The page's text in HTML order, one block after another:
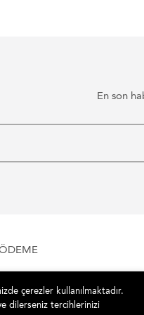
En son
çerezler kullanılmaktadır.
dilerseniz tercihlerinizi